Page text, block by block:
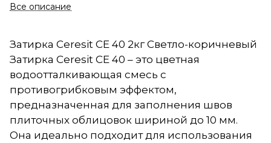
Все описание
Затирка Ceresit CE 40 2кг Светло-коричневый
Затирка Ceresit CE 40 – это цветная
водоотталкивающая смесь с
противогрибковым эффектом,
предназначенная для заполнения швов
плиточных облицовок шириной до 10 мм.
Она идеально подходит для использования